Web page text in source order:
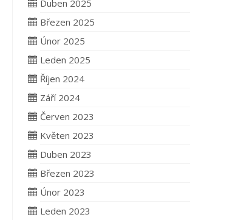
Duben 2025
Březen 2025
Únor 2025
Leden 2025
Říjen 2024
Září 2024
Červen 2023
Květen 2023
Duben 2023
Březen 2023
Únor 2023
Leden 2023